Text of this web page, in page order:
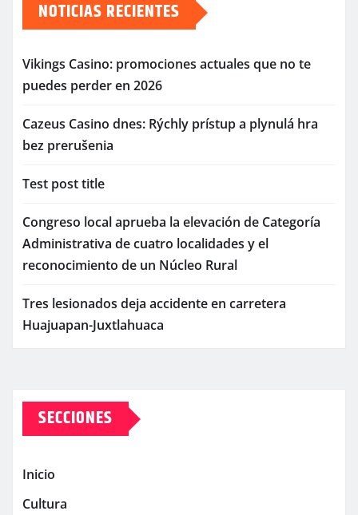
NOTICIAS RECIENTES
Vikings Casino: promociones actuales que no te
puedes perder en 2026
Cazeus Casino dnes: Rýchly prístup a plynulá hra
bez prerušenia
Test post title
Congreso local aprueba la elevación de Categoría
Administrativa de cuatro localidades y el
reconocimiento de un Núcleo Rural
Tres lesionados deja accidente en carretera
Huajuapan-Juxtlahuaca
SECCIONES
Inicio
Cultura